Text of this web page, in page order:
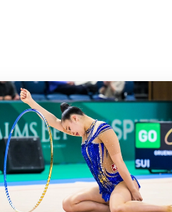
Halt: Weltmeisterschaft